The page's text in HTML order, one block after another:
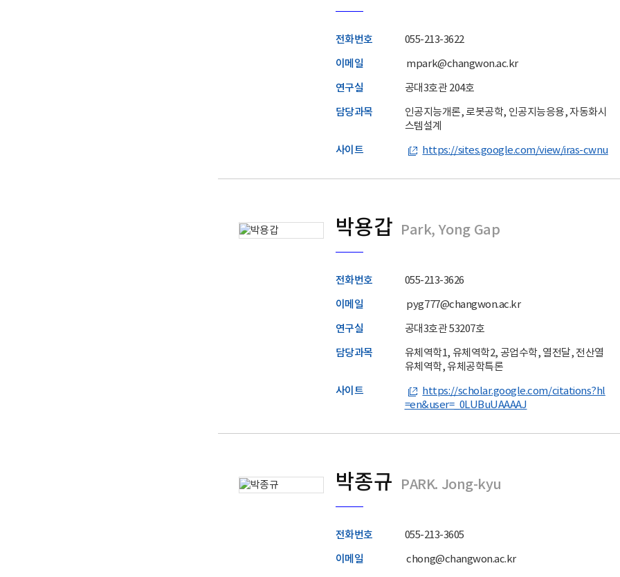
전화번호 055-213-3622
이메일 mpark@changwon.ac.kr
연구실 공대3호관 204호
담당과목
인공지능개론, 로봇공학, 인공지능응용, 자동화시
스템설계
사이트 https://sites.google.com/view/iras-cwnu
박용갑 Park, Yong Gap
전화번호 055-213-3626
이메일 pyg777@changwon.ac.kr
연구실 공대3호관 53207호
담당과목
유체역학1, 유체역학2, 공업수학, 열전달, 전산열
유체역학, 유체공학특론
사이트
https://scholar.google.com/citations?hl
=en&user=_0LUBuUAAAAJ
박종규 PARK. Jong-kyu
전화번호 055-213-3605
이메일 chong@changwon.ac.kr